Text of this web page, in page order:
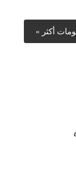
أكثر »